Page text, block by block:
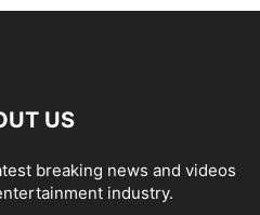
US
breaking news and videos
industry.